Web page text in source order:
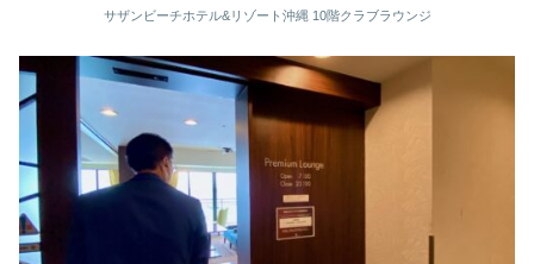
サザンビーチホテル&リゾート沖縄 10階クラブラウンジ